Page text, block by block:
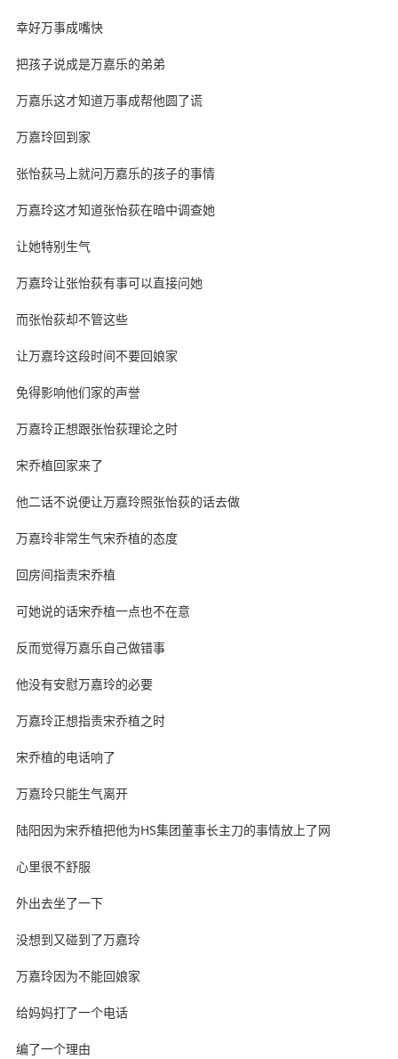
幸好万事成嘴快
把孩子说成是万嘉乐的弟弟
万嘉乐这才知道万事成帮他圆了谎
万嘉玲回到家
张怡荻马上就问万嘉乐的孩子的事情
万嘉玲这才知道张怡荻在暗中调查她
让她特别生气
万嘉玲让张怡荻有事可以直接问她
而张怡荻却不管这些
让万嘉玲这段时间不要回娘家
免得影响他们家的声誉
万嘉玲正想跟张怡荻理论之时
宋乔植回家来了
他二话不说便让万嘉玲照张怡荻的话去做
万嘉玲非常生气宋乔植的态度
回房间指责宋乔植
可她说的话宋乔植一点也不在意
反而觉得万嘉乐自己做错事
他没有安慰万嘉玲的必要
万嘉玲正想指责宋乔植之时
宋乔植的电话响了
万嘉玲只能生气离开
陆阳因为宋乔植把他为HS集团董事长主刀的事情放上了网
心里很不舒服
外出去坐了一下
没想到又碰到了万嘉玲
万嘉玲因为不能回娘家
给妈妈打了一个电话
编了一个理由